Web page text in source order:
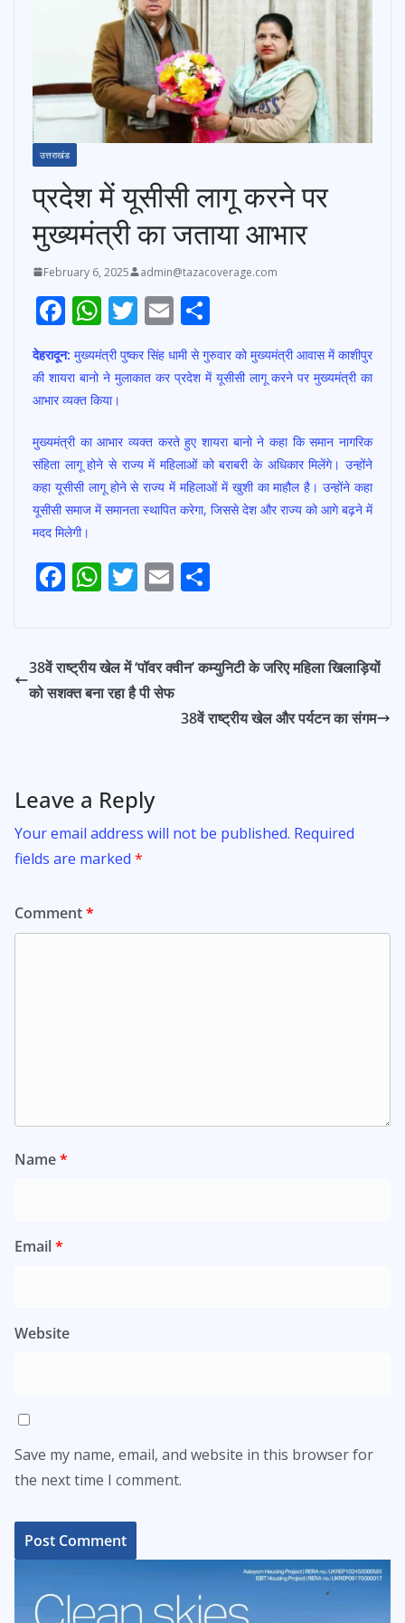
उत्तराखंड
प्रदेश में यूसीसी लागू करने पर
मुख्यमंत्री का जताया आभार
February 6, 2025 admin@tazacoverage.com
F
e
b
o
o
k
W
h
at
s
p
p
T
w
itt
E
m
ai
l
ar
e
देहरादून: मुख्यमंत्री पुष्कर सिंह धामी से गुरुवार को मुख्यमंत्री आवास में काशीपुर
की शायरा बानो ने मुलाकात कर प्रदेश में यूसीसी लागू करने पर मुख्यमंत्री का
आभार व्यक्त किया।
मुख्यमंत्री का आभार व्यक्त करते हुए शायरा बानो ने कहा कि समान नागरिक
संहिता लागू होने से राज्य में महिलाओं को बराबरी के अधिकार मिलेंगे। उन्होंने
कहा यूसीसी लागू होने से राज्य में महिलाओं में खुशी का माहौल है। उन्होंने कहा
यूसीसी समाज में समानता स्थापित करेगा, जिससे देश और राज्य को आगे बढ़ने में
मदद मिलेगी।
Post
F
b
o
W
s
A
T
er
E
l e
38वें राष्ट्रीय खेल में ‘पॉवर क्वीन’ कम्युनिटी के जरिए महिला खिलाड़ियों
को सशक्त बना रहा है पी सेफ
38वें राष्ट्रीय खेल और पर्यटन का संगम
Leave a Reply
Your email address will not be published. Required
fields are marked *
Comment*
Name*
Email*
Website
Save my name, email, and website in this browser for
the next time I comment.